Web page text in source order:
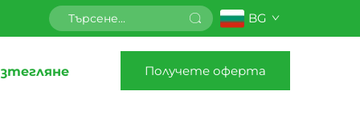
BG
Получете оферта